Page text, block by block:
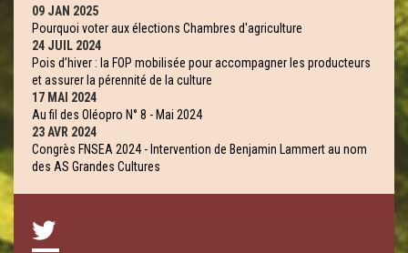
09 JAN 2025
Pourquoi voter aux élections Chambres d'agriculture
24 JUIL 2024
Pois d’hiver : la FOP mobilisée pour accompagner les producteurs
et assurer la pérennité de la culture
17 MAI 2024
Au fil des Oléopro N° 8 - Mai 2024
23 AVR 2024
Congrès FNSEA 2024 - Intervention de Benjamin Lammert au nom
des AS Grandes Cultures